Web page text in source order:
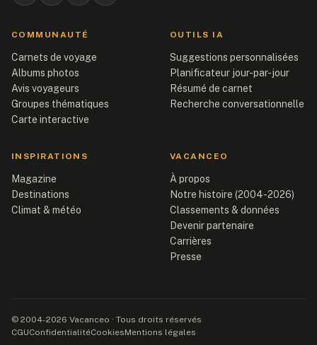
COMMUNAUTÉ
Carnets de voyage
Albums photos
Avis voyageurs
Groupes thématiques
Carte interactive
OUTILS IA
Suggestions personnalisées
Planificateur jour-par-jour
Résumé de carnet
Recherche conversationnelle
INSPIRATIONS
Magazine
Destinations
Climat & météo
VACANCEO
À propos
Notre histoire (2004-2026)
Classements & données
Devenir partenaire
Carrières
Presse
© 2004-2026 Vacanceo · Tous droits réservés
CGUConfidentialitéCookiesMentions légales